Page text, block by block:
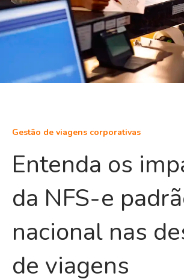
Gestão de viagens corporativas
Entenda os
da NFS-e
nacional nas
de viagens